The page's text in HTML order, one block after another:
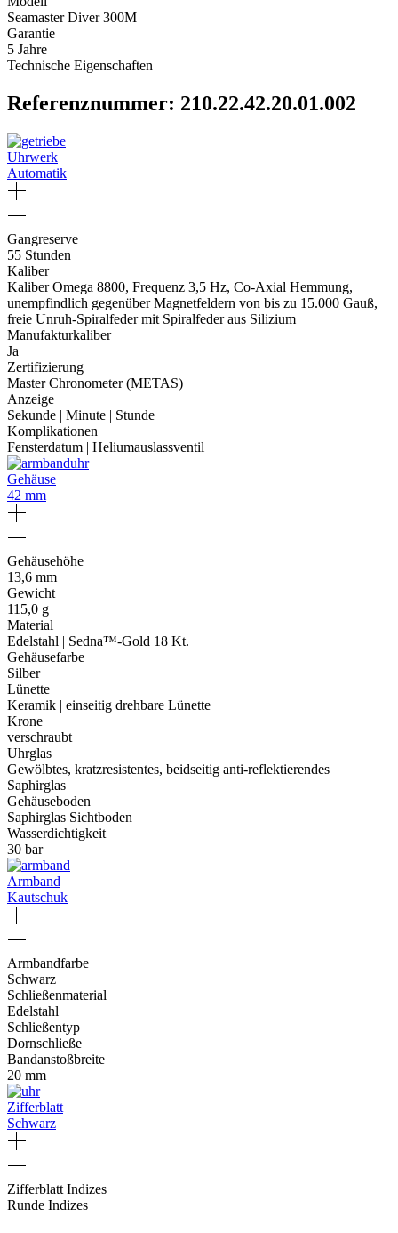
Seamaster Diver 300M
Garantie
5 Jahre
Technische Eigenschaften
Referenznummer: 210.22.42.20.01.002
Uhrwerk
Automatik
Gangreserve
55 Stunden
Kaliber
Kaliber Omega 8800, Frequenz 3,5 Hz, Co-Axial Hemmung,
unempfindlich gegenüber Magnetfeldern von bis zu 15.000 Gauß,
freie Unruh-Spiralfeder mit Spiralfeder aus Silizium
Manufakturkaliber
Ja
Zertifizierung
Master Chronometer (METAS)
Anzeige
Sekunde | Minute | Stunde
Komplikationen
Fensterdatum | Heliumauslassventil
Gehäuse
42 mm
Gehäusehöhe
13,6 mm
Gewicht
115,0 g
Material
Edelstahl | Sedna™-Gold 18 Kt.
Gehäusefarbe
Silber
Lünette
Keramik | einseitig drehbare Lünette
Krone
verschraubt
Uhrglas
Gewölbtes, kratzresistentes, beidseitig anti‑reflektierendes
Saphirglas
Gehäuseboden
Saphirglas Sichtboden
Wasserdichtigkeit
30 bar
Armband
Kautschuk
Armbandfarbe
Schwarz
Schließenmaterial
Edelstahl
Schließentyp
Dornschließe
Bandanstoßbreite
20 mm
Zifferblatt
Schwarz
Zifferblatt Indizes
Runde Indizes